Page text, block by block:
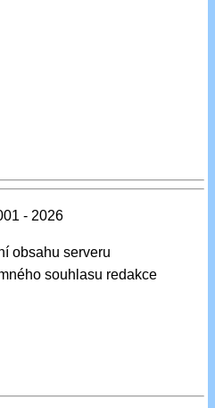
- 2026
obsahu serveru
souhlasu redakce